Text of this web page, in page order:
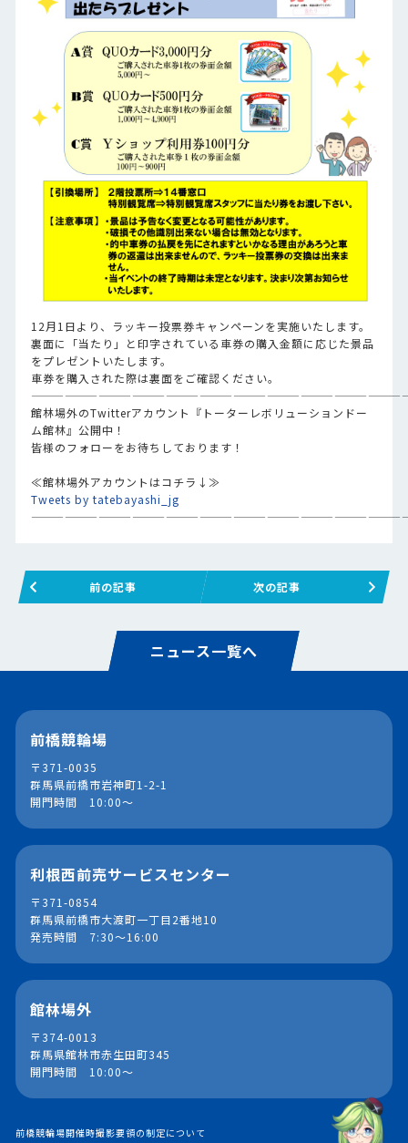
12月1日より、ラッキー投票券キャンペーンを実施いたします。
裏面に「当たり」と印字されている車券の購入金額に応じた景品
をプレゼントいたします。
車券を購入された際は裏面をご確認ください。
館林場外のTwitterアカウント『トーターレボリューションドー
ム館林』公開中！
皆様のフォローをお待ちしております！
≪館林場外アカウントはコチラ↓≫
Tweets by tatebayashi_jg
前の記事 次の記事
ニュース一覧へ
前橋競輪場
〒371-0035
群馬県前橋市岩神町1-2-1
開門時間 10:00～
利根西前売サービスセンター
〒371-0854
群馬県前橋市大渡町一丁目2番地10
発売時間 7:30～16:00
館林場外
〒374-0013
群馬県館林市赤生田町345
開門時間 10:00～
前橋競輪場開催時撮影要領の制定について